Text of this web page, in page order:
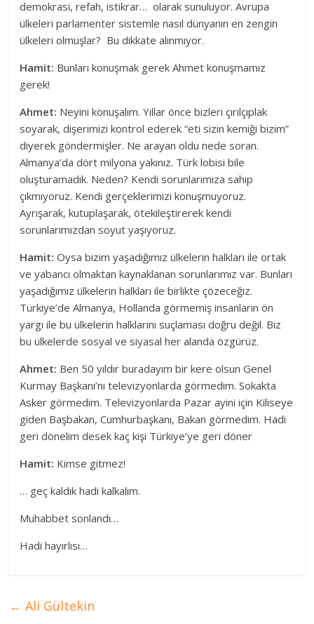
demokrasi, refah, istikrar… olarak sunuluyor. Avrupa
ülkeleri parlamenter sistemle nasıl dünyanın en zengin
ülkeleri olmuşlar? Bu dikkate alınmıyor.
Hamit: Bunları konuşmak gerek Ahmet konuşmamız
gerek!
Ahmet: Neyini konuşalım. Yıllar önce bizleri çırılçıplak
soyarak, dişerimizi kontrol ederek “eti sizin kemiği bizim”
diyerek göndermişler. Ne arayan oldu nede soran.
Almanya’da dört milyona yakınız. Türk lobisi bile
oluşturamadık. Neden? Kendi sorunlarımıza sahip
çıkmıyoruz. Kendi gerçeklerimizi konuşmuyoruz.
Ayrışarak, kutuplaşarak, ötekileştirerek kendi
sorunlarımızdan soyut yaşıyoruz.
Hamit:Oysa bizim yaşadığımız ülkelerin halkları ile ortak
ve yabancı olmaktan kaynaklanan sorunlarımız var. Bunları
yaşadığımız ülkelerin halkları ile birlikte çözeceğiz.
Türkiye’de Almanya, Hollanda görmemiş insanların ön
yargı ile bu ülkelerin halklarını suçlaması doğru değil. Biz
bu ülkelerde sosyal ve siyasal her alanda özgürüz.
Ahmet: Ben 50 yıldır buradayım bir kere olsun Genel
Kurmay Başkanı’nı televizyonlarda görmedim. Sokakta
Asker görmedim. Televizyonlarda Pazar ayini için Kiliseye
giden Başbakan, Cumhurbaşkanı, Bakan görmedim. Hadi
geri dönelim desek kaç kişi Türkiye’ye geri döner
Hamit: Kimse gitmez!
… geç kaldık hadi kalkalım.
Muhabbet sonlandı…
Hadi hayırlısı…
← Ali Gültekin